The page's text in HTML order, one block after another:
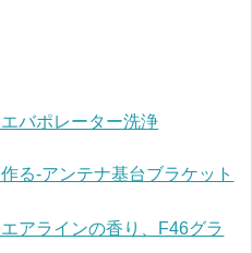
バポレーター洗浄
る-アンテナ基台ブラケット
アラインの香り、F46グラ